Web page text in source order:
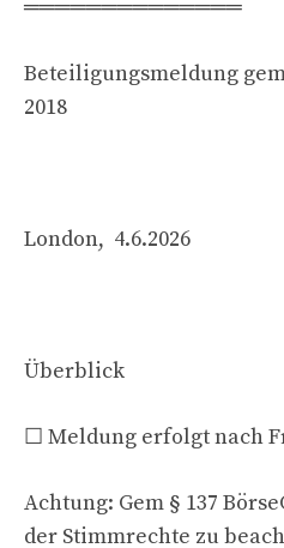
══════════════
Beteiligungsmeldung gem
2018
London, 4.6.2026
Überblick
☐ Meldung erfolgt nach
Achtung: Gem § 137
der Stimmrechte zu